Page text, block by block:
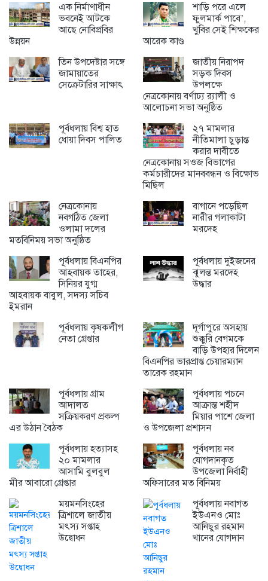
এক নির্মাণাধীন
ভবনেই আটকে
আছে নোবিপ্রবির
উন্নয়ন
শাড়ি পরে এলে
ফুলমার্ক পাবে’,
খুবির সেই শিক্ষকের
আরেক কাণ্ড
তিন উপদেষ্টার সঙ্গে
জামায়াতের
সেক্রেটারির সাক্ষাৎ
জাতীয় নিরাপদ
সড়ক দিবস
উপলক্ষে
নেত্রকোনায় বর্ণাঢ্য র‍্যালী ও
আলোচনা সভা অনুষ্ঠিত
পূর্বধলায় বিশ্ব হাত
ধোয়া দিবস পালিত
২৭ মামলার
নীতিমালা চুড়ান্ত
করার দাবীতে
নেত্রকোনায় সওজ বিভাগের
কর্মচারীদের মানববন্ধন ও বিক্ষোভ
মিছিল
নেত্রকোনায়
নবগঠিত জেলা
ওলামা দলের
মতবিনিময় সভা অনুষ্ঠিত
বাগানে পড়েছিল
নারীর গলাকাটা
মরদেহ
পূর্বধলায় বিএনপির
আহবায়ক তাহের,
সিনিয়র যুগ্ম
আহবায়ক বাবুল, সদস্য সচিব
ইমরান
পূর্বধলায় দুইজনের
ঝুলন্ত মরদেহ
উদ্ধার
পূর্বধলায় কৃষকলীগ
নেতা গ্রেপ্তার
দূর্গাপুরে অসহায়
শুক্কুরি বেগমকে
বাড়ি উপহার দিলেন
বিএনপির ভারপ্রাপ্ত চেয়ারম্যান
তারেক রহমান
পূর্বধলায় গ্রাম
আদালত
সক্রিয়করণ প্রকল্প
এর উঠান বৈঠক
পূর্বধলায় পচনে
আক্রান্ত শহীদ
মিয়ার পাশে জেলা
ও উপজেলা প্রশাসন
পূর্বধলায় হত্যাসহ
২০ মামলার
আসামি বুলবুল
মীর আবারো গ্রেপ্তার
পূর্বধলায় নব
যোগদানকৃত
উপজেলা নির্বাহী
অফিসারের মত বিনিময়
ময়মনসিংহের
ত্রিশালে জাতীয়
মৎস্য সপ্তাহ
উদ্বোধন
পূর্বধলায় নবাগত
ইউএনও মোঃ
আনিছুর রহমান
খানের যোগদান